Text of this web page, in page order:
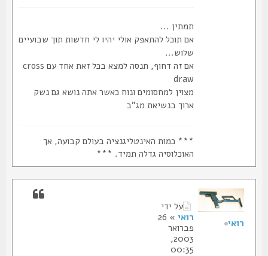
תמתין ...
אם תוכל להתאפק אולי יהיו לי חדשות תוך שבועיים
שלוש...
אם זה דחוף, תנסה למצא בכל זאת אחד עם cross
draw
מצוין למחסומים ונוח כאשר אתה נושא גם נשק
ארוך בנשיאת מג"ב
*** כמות האינטליגנציה בעולם קבועה, אך
האוכלוסיה גדלה תמיד. ***
על ידי
» 26
פברואר
2003,
00:35